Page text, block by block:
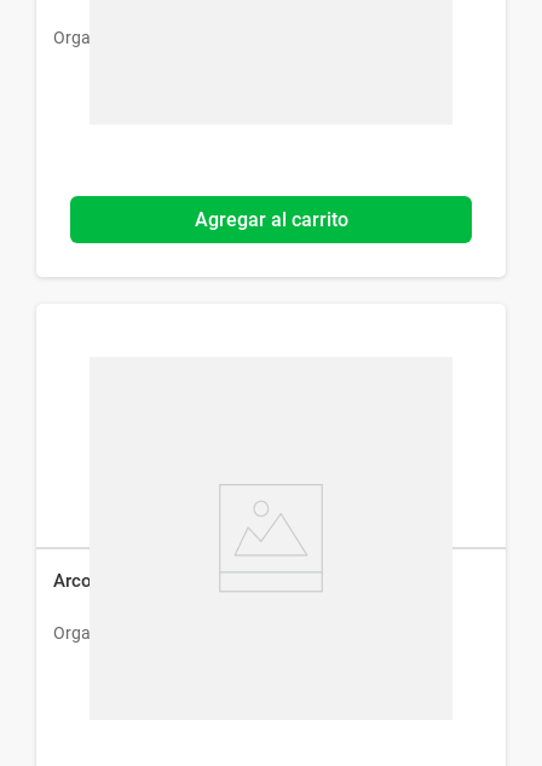
Organon Arg
Agregar al carrito
Arcoxia 60 mg x 28 Comp Recubiertos
Organon Arg